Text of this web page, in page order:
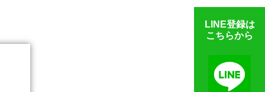
LINE登録は
こちらから